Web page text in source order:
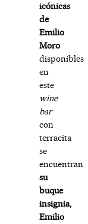
icónicas
de
Emilio
Moro
disponibles
en
este
wine
bar
con
terracita
se
encuentran
su
buque
insignia,
Emilio